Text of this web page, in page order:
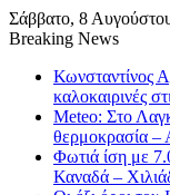
Σάββατο, 8
Breaking News
Κωνσταντίνος
καλοκαιρινές
Meteo: Στο
θερμοκρασία –
Φωτιά ίση με
Καναδά –